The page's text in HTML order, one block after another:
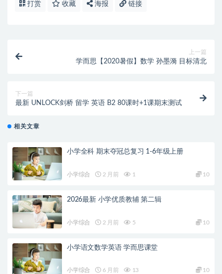
打赏 收藏 海报 链接
上一篇
学而思【2020暑假】数学 孙墨漪 目标清北
下一篇
最新 UNLOCK剑桥 留学 英语 B2 80课时+1课期末测试
相关文章
小学全科 期末夺冠总复习 1-6年级上册
小学综合 2 月前 1 10
2026最新 小学优质教辅 第二辑
小学综合 2 月前 5 10
小学语文数学英语 学而思课堂
小学综合 6 月前 13 10